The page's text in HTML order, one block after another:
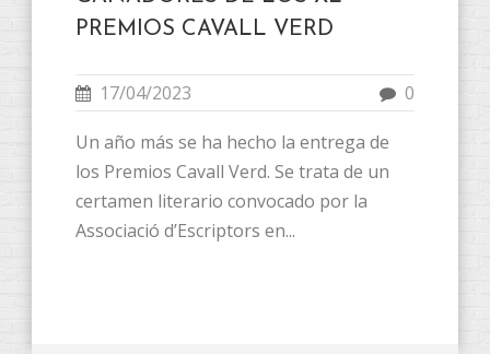
PREMIOS CAVALL VERD
17/04/2023 0
Un año más se ha hecho la entrega de
los Premios Cavall Verd. Se trata de un
certamen literario convocado por la
Associació d’Escriptors en...